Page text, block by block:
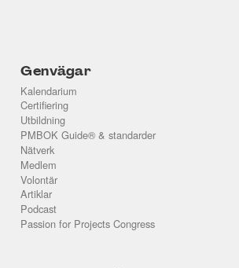
Genvägar
Kalendarium
Certifiering
Utbildning
PMBOK Guide® & standarder
Nätverk
Medlem
Volontär
Artiklar
Podcast
Passion for Projects Congress